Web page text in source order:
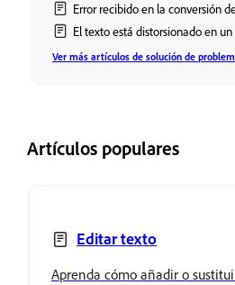
Error recibido en la conversión
El texto está distorsionado en
Ver más artículos de solución de
Artículos populares
Editar texto
Aprenda cómo añadir o